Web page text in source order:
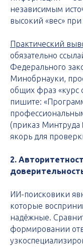
независимым
высокий «вес» при
Практический
обязательно
Федерального
Минобрнауки,
общих фраз «курс
пишите:
(приказ Минтруда
якорь для
2.
ИИ-поисковики
которые
надёжные.
формировании